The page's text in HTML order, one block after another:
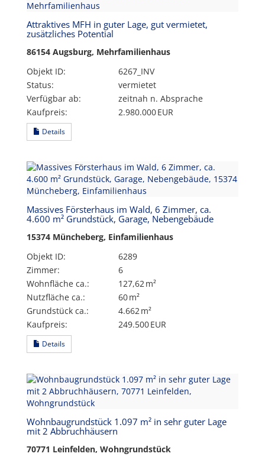
Attraktives MFH in guter Lage, gut vermietet,
zusätzliches Potential
86154 Augsburg, Mehrfamilienhaus
Objekt ID:
6267_INV
Status:
vermietet
Verfügbar ab:
zeitnah n. Absprache
Kaufpreis:
2.980.000 EUR
Details
Massives Försterhaus im Wald, 6 Zimmer, ca.
4.600 m² Grundstück, Garage, Nebengebäude
15374 Müncheberg, Einfamilienhaus
Objekt ID:
6289
Zimmer:
6
Wohnfläche ca.:
127,62 m²
Nutzfläche ca.:
60 m²
Grund­stück ca.:
4.662 m²
Kaufpreis:
249.500 EUR
Details
Wohnbaugrundstück 1.097 m² in sehr guter Lage
mit 2 Abbruchhäusern
70771 Leinfelden, Wohngrundstück